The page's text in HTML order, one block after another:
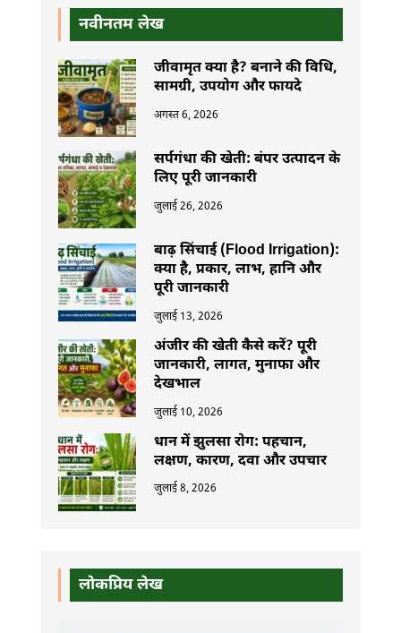
नवीनतम लेख
जीवामृत क्या है? बनाने की विधि,
सामग्री, उपयोग और फायदे
अगस्त 6, 2026
सर्पगंधा की खेती: बंपर उत्पादन के
लिए पूरी जानकारी
जुलाई 26, 2026
बाढ़ सिंचाई (Flood Irrigation):
क्या है, प्रकार, लाभ, हानि और
पूरी जानकारी
जुलाई 13, 2026
अंजीर की खेती कैसे करें? पूरी
जानकारी, लागत, मुनाफा और
देखभाल
जुलाई 10, 2026
धान में झुलसा रोग: पहचान,
लक्षण, कारण, दवा और उपचार
जुलाई 8, 2026
लोकप्रिय लेख